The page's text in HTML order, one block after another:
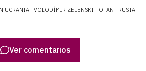
UCRANIA VOLODÍMIR ZELENSKI OTAN RUSIA
Ver comentarios